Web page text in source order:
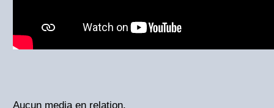
Aucun media en relation.